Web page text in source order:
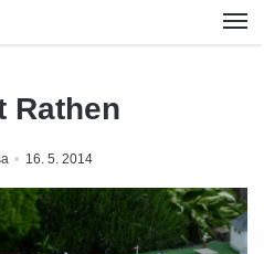
Rathen
16. 5. 2014